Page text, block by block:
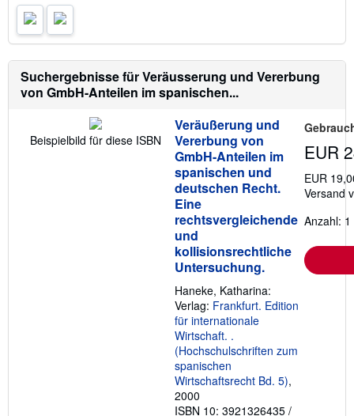
z
e
r
n
d
k
o
s
t
e
Suchergebnisse für Veräusserung und Vererbung
von GmbH-Anteilen im spanischen...
Beispielbild für diese ISBN
Veräußerung und
Vererbung von
GmbH-Anteilen im
spanischen und
deutschen Recht.
Eine
rechtsvergleichende
und
kollisionsrechtliche
Untersuchung.
Haneke, Katharina:
Verlag: Frankfurt. Edition
für internationale
Wirtschaft. .
(Hochschulschriften zum
spanischen
Wirtschaftsrecht Bd. 5),
2000
ISBN 10: 3921326435 /
EUR
EUR
Versand
Anzahl: